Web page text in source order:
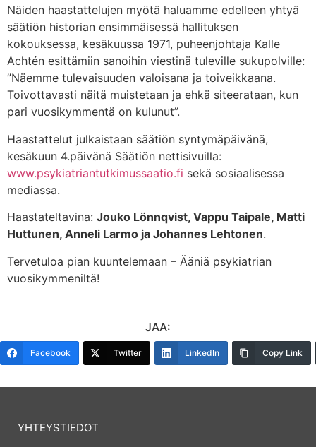
Näiden haastattelujen myötä haluamme edelleen yhtyä
säätiön historian ensimmäisessä hallituksen
kokouksessa, kesäkuussa 1971, puheenjohtaja Kalle
Achtén esittämiin sanoihin viestinä tuleville sukupolville:
”Näemme tulevaisuuden valoisana ja toiveikkaana.
Toivottavasti näitä muistetaan ja ehkä siteerataan, kun
pari vuosikymmentä on kulunut”.
Haastattelut julkaistaan säätiön syntymäpäivänä,
kesäkuun 4.päivänä Säätiön nettisivuilla:
www.psykiatriantutkimussaatio.fi sekä sosiaalisessa
mediassa.
Haastateltavina: Jouko Lönnqvist, Vappu Taipale, Matti
Huttunen, Anneli Larmo ja Johannes Lehtonen.
Tervetuloa pian kuuntelemaan – Ääniä psykiatrian
vuosikymmeniltä!
JAA:
Facebook Twitter LinkedIn Copy Link
YHTEYSTIEDOT